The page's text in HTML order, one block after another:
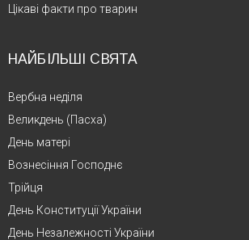
Цікаві факти про тварин
НАЙБІЛЬШІ СВЯТА
Вербна неділя
Великдень (Пасха)
День матері
Вознесіння Господнє
Трійця
День Конституції України
День Незалежності України